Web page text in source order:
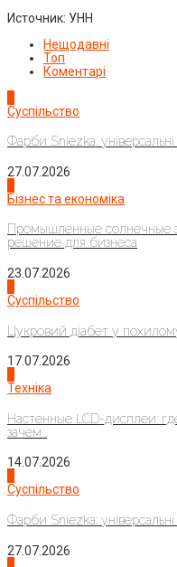
Источник: УНН
Нещодавні
Топ
Коментарі
Суспільство
Фарби Sniezka: універсальні
27.07.2026
Бізнес та економіка
Промышленные солнечные
решение для бизнеса
23.07.2026
Суспільство
Цукровий діабет у похилому
17.07.2026
Техніка
Настенные LCD-дисплеи:
зачем...
14.07.2026
Суспільство
Фарби Sniezka: універсальні
27.07.2026